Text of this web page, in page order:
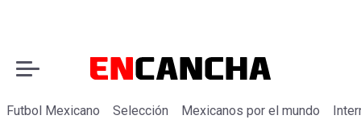
Futbol Mexicano Selección Mexicanos por el mundo